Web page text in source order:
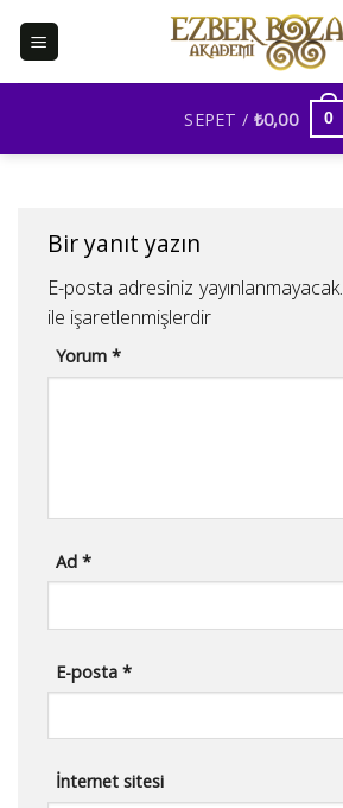
SEPET / ₺0,00 0
Bir yanıt yazın
E-posta adresiniz yayınlanmayacak.
ile işaretlenmişlerdir
Yorum*
Ad*
E-posta*
İnternet sitesi